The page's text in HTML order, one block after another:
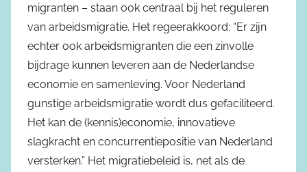
migranten – staan ook centraal bij het reguleren
van arbeidsmigratie. Het regeerakkoord: “Er zijn
echter ook arbeidsmigranten die een zinvolle
bijdrage kunnen leveren aan de Nederlandse
economie en samenleving. Voor Nederland
gunstige arbeidsmigratie wordt dus gefaciliteerd.
Het kan de (kennis)economie, innovatieve
slagkracht en concurrentiepositie van Nederland
versterken.” Het migratiebeleid is, net als de